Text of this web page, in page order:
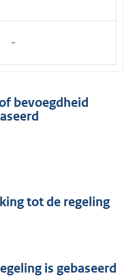
bevoegdheid
tot de regeling
is gebaseerd